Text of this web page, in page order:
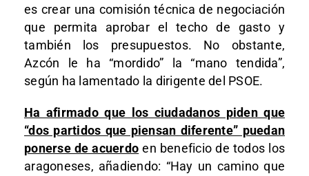
es crear una comisión técnica de negociación
que permita aprobar el techo de gasto y
también los presupuestos. No obstante,
Azcón le ha “mordido” la “mano tendida”,
según ha lamentado la dirigente del PSOE.
Ha afirmado que los ciudadanos piden que
“dos partidos que piensan diferente” puedan
ponerse de acuerdo en beneficio de todos los
aragoneses, añadiendo: “Hay un camino que